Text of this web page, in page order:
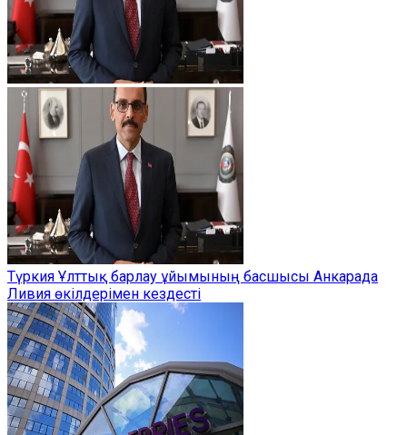
Түркия Ұлттық барлау ұйымының басшысы Анкарада
Ливия өкілдерімен кездесті